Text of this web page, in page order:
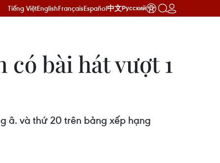
Tiếng ViệtEnglishFrançaisEspañol中文Русский
bài hát vượt 1
â. và thứ 20 trên bảng xếp hạng